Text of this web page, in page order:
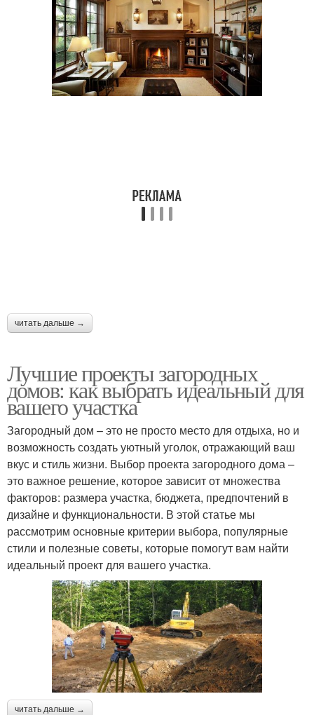
читать дальше →
Лучшие проекты загородных
домов: как выбрать идеальный для
вашего участка
Загородный дом – это не просто место для отдыха, но и
возможность создать уютный уголок, отражающий ваш
вкус и стиль жизни. Выбор проекта загородного дома –
это важное решение, которое зависит от множества
факторов: размера участка, бюджета, предпочтений в
дизайне и функциональности. В этой статье мы
рассмотрим основные критерии выбора, популярные
стили и полезные советы, которые помогут вам найти
идеальный проект для вашего участка.
читать дальше →